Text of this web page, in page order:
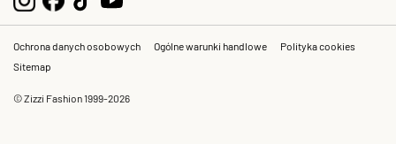
Ochrona danych osobowych Ogólne warunki handlowe
Polityka cookies
Sitemap
© Zizzi Fashion 1999-2026